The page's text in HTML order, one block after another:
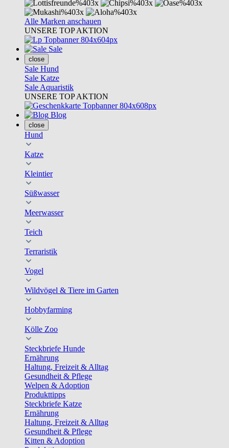
Alle Marken anschauen
UNSERE TOP AKTION
Sale
close
Sale Hund
Sale Katze
Sale Aquaristik
UNSERE TOP AKTION
Blog
close
Hund
Katze
Kleintier
Süßwasser
Meerwasser
Teich
Terraristik
Vogel
Wildvögel & Tiere im Garten
Hobbyfarming
Kölle Zoo
Steckbriefe Hunde
Ernährung
Haltung, Freizeit & Alltag
Gesundheit & Pflege
Welpen & Adoption
Produkttipps
Steckbriefe Katze
Ernährung
Haltung, Freizeit & Alltag
Gesundheit & Pflege
Kitten & Adoption